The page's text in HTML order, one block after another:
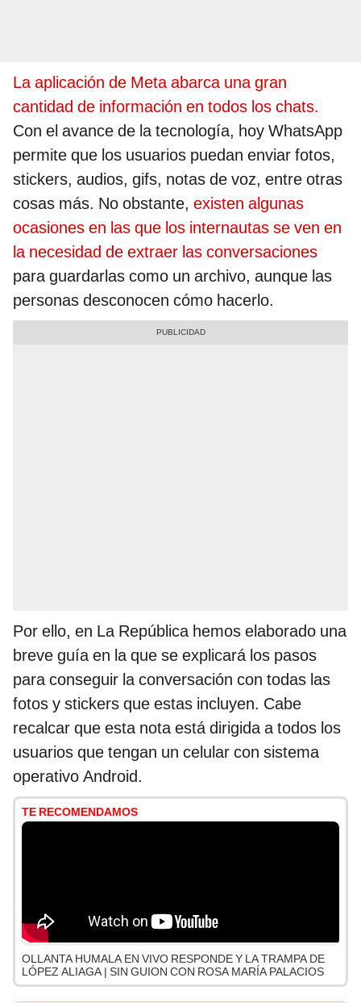
La aplicación de Meta abarca una gran
cantidad de información en todos los chats.
Con el avance de la tecnología, hoy WhatsApp
permite que los usuarios puedan enviar fotos,
stickers, audios, gifs, notas de voz, entre otras
cosas más. No obstante, existen algunas
ocasiones en las que los internautas se ven en
la necesidad de extraer las conversaciones
para guardarlas como un archivo, aunque las
personas desconocen cómo hacerlo.
Por ello, en La República hemos elaborado una
breve guía en la que se explicará los pasos
para conseguir la conversación con todas las
fotos y stickers que estas incluyen. Cabe
recalcar que esta nota está dirigida a todos los
usuarios que tengan un celular con sistema
operativo Android.
TE RECOMENDAMOS
OLLANTA HUMALA EN VIVO RESPONDE Y LA TRAMPA DE
LÓPEZ ALIAGA | SIN GUION CON ROSA MARÍA PALACIOS